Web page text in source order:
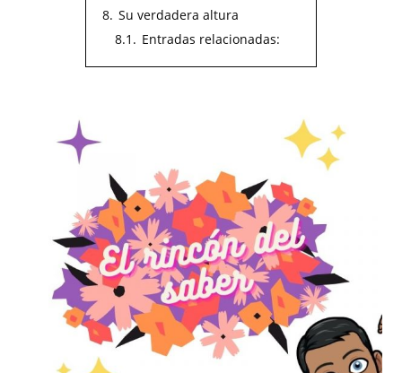
8. Su verdadera altura
8.1. Entradas relacionadas: